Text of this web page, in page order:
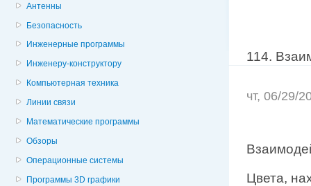
Антенны
Безопасность
Инженерные программы
Инженеру-конструктору
Компьютерная техника
Линии связи
Математические программы
Обзоры
Операционные системы
Программы 3D графики
114.
чт, 06/29/
Цвета,